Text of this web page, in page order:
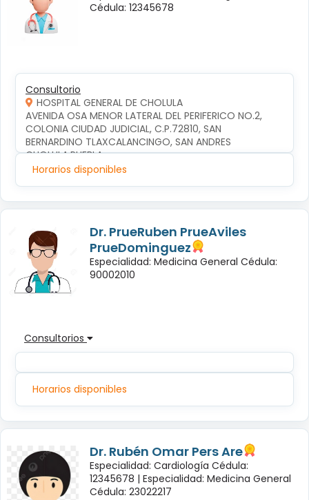
Cédula: 12345678
Consultorio
HOSPITAL GENERAL DE CHOLULA
AVENIDA OSA MENOR LATERAL DEL PERIFERICO NO.2,
COLONIA CIUDAD JUDICIAL, C.P.72810, SAN
BERNARDINO TLAXCALANCINGO, SAN ANDRES
CHOLULA,PUEBLA
Horarios disponibles
Dr. PrueRuben PrueAviles
PrueDominguez
Especialidad: Medicina General Cédula:
90002010
Consultorios
Horarios disponibles
Dr. Rubén Omar Pers Are
Especialidad: Cardiología Cédula:
12345678 | Especialidad: Medicina General
Cédula: 23022217